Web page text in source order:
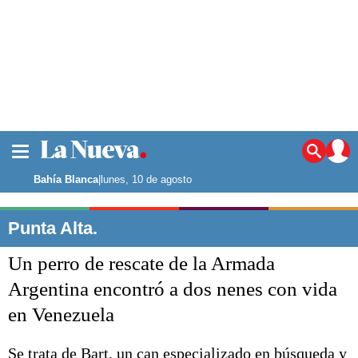
Noticias
La ciudad
Punta Alta
El mundo
Seguridad
Liga del Sur
Bahía Blanca|lunes, 10 de agosto
Punta Alta.
Un perro de rescate de la Armada
Argentina encontró a dos nenes con vida
en Venezuela
Se trata de Bart, un can especializado en búsqueda y